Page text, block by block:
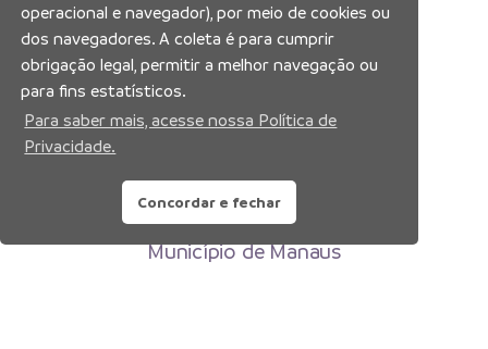
Prefeitura Municipal de Manaus
Município de Manaus
operacional e navegador), por meio de cookies ou
dos navegadores. A coleta é para cumprir
obrigação legal, permitir a melhor navegação ou
para fins estatísticos.
Para saber mais, acesse nossa Política de
Privacidade.
Concordar e fechar